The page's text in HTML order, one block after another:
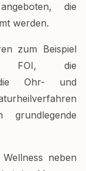
die
werden.
zum Beispiel
FOI, die
die Ohr- und
neben